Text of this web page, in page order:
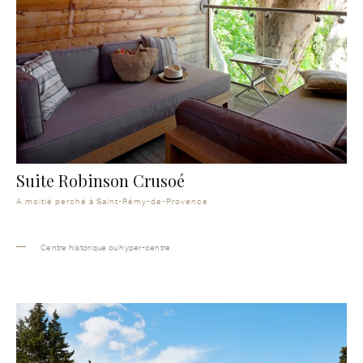
Suite Robinson Crusoé
A moitié perché à Saint-Rémy-de-Provence
Centre historique ou hyper-centre